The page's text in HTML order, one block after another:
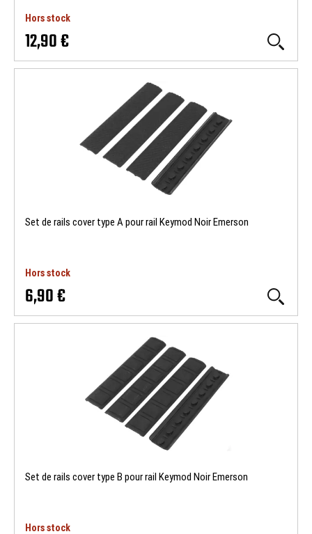
Hors stock
12,90 €
Set de rails cover type A pour rail Keymod Noir Emerson
Hors stock
6,90 €
Set de rails cover type B pour rail Keymod Noir Emerson
Hors stock